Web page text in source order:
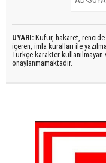
UYARI: Küfür, hakaret, rencide
içeren, imla kuralları ile
Türkçe karakter kullanılmayan
onaylanmamaktadır.